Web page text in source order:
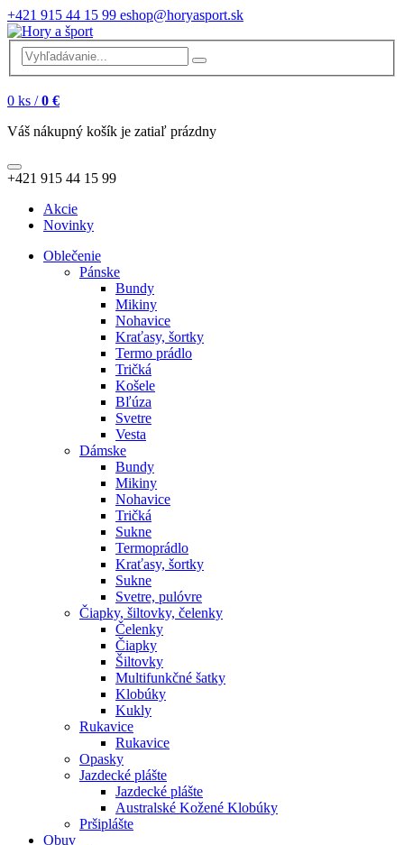
+421 915 44 15 99 eshop@horyasport.sk
0 ks / 0 €
Váš nákupný košík je zatiaľ prázdny
+421 915 44 15 99
Akcie
Novinky
Oblečenie
Pánske
Bundy
Mikiny
Nohavice
Kraťasy, šortky
Termo prádlo
Tričká
Košele
Bľúza
Svetre
Vesta
Dámske
Bundy
Mikiny
Nohavice
Tričká
Sukne
Termoprádlo
Kraťasy, šortky
Sukne
Svetre, pulóvre
Čiapky, šiltovky, čelenky
Čelenky
Čiapky
Šiltovky
Multifunkčné šatky
Klobúky
Kukly
Rukavice
Rukavice
Opasky
Jazdecké plášte
Jazdecké plášte
Australské Kožené Klobúky
Pršiplášte
Obuv